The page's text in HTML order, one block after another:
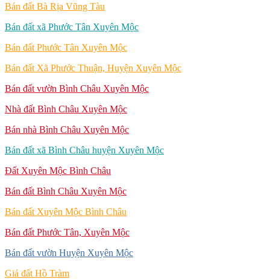
Bán đất Bà Rịa Vũng Tàu
Bán đất xã Phước Tân Xuyên Mộc
Bán đất Phước Tân Xuyên Mộc
Bán đất Xã Phước Thuận, Huyện Xuyên Mộc
Bán đất vườn Bình Châu Xuyên Mộc
Nhà đất Bình Châu Xuyên Mộc
Bán nhà Bình Châu Xuyên Mộc
Bán đất xã Bình Châu huyện Xuyên Mộc
Đất Xuyên Mộc Bình Châu
Bán đất Bình Châu Xuyên Mộc
Bán đất Xuyên Mộc Bình Châu
Bán đất Phước Tân, Xuyên Mộc
Bán đất vườn Huyện Xuyên Mộc
Giá đất Hồ Tràm